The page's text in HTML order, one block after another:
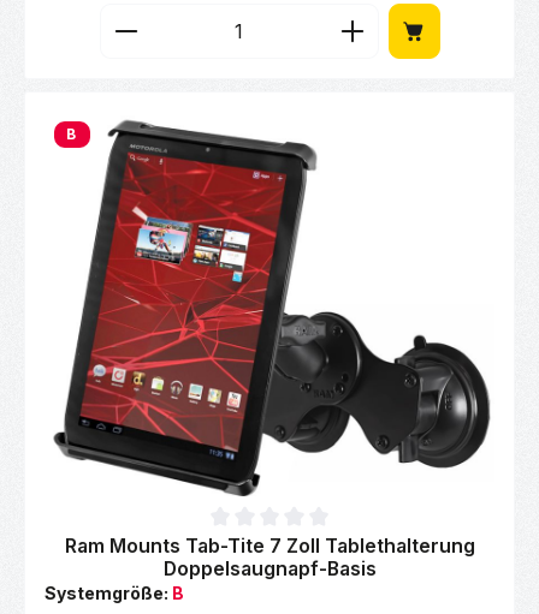
Produkt Anzahl: Gib den gewünschten
B
Durchschnittliche Bewertung von 0 von 5 Sternen
Ram Mounts Tab-Tite 7 Zoll Tablethalterung
Doppelsaugnapf-Basis
Systemgröße: B